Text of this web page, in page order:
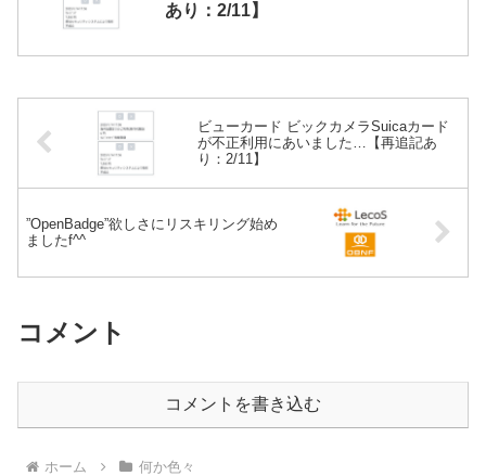
あり：2/11】
ビューカード ビックカメラSuicaカード
が不正利用にあいました…【再追記あ
り：2/11】
”OpenBadge”欲しさにリスキリング始め
ましたf^^
コメント
コメントを書き込む
ホーム 何か色々